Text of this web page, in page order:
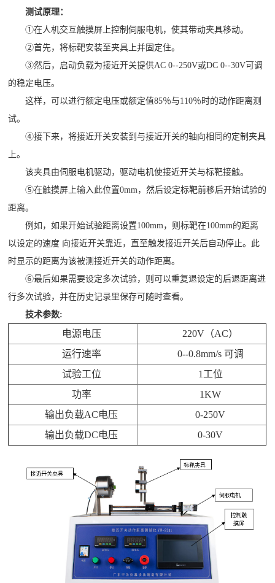
测试原理：
①在人机交互触摸屏上控制伺服电机，使其带动夹具移动。
②首先，将标靶安装至夹具上并固定住。
③然后，启动负载为接近开关提供AC 0--250V或DC 0--30V可调
的稳定电压。
这样，可以进行额定电压或额定值85％与110％时的动作距离测
试。
④接下来，将接近开关安装到与接近开关的轴向相同的定制夹具
上。
该夹具由伺服电机驱动，驱动电机使接近开关与标靶接触。
⑤在触摸屏上输入此位置0mm，然后设定标靶前移后开始试验的
距离。
例如，如果开始试验距离设置100mm，则标靶在100mm的距离
以设定的速度 向接近开关靠近，直至触发接近开关后自动停止。此
时显示的距离为该被测接近开关的动作距离。
⑥最后如果需要设定多次试验，则可以重复退设定的后退距离进
行多次试验，并在历史记录里保存可随时查看。
技术参数:
电源电压
220V（AC）
运行速率
0--0.8mm/s 可调
试验工位
1工位
功率
1KW
输出负载AC电压
0-250V
输出负载DC电压
0-30V